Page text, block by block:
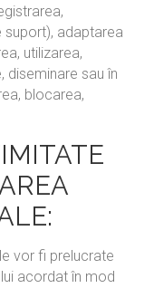
adaptarea
utilizarea,
diseminare sau în
blocarea,
vor fi prelucrate
acordat în mod